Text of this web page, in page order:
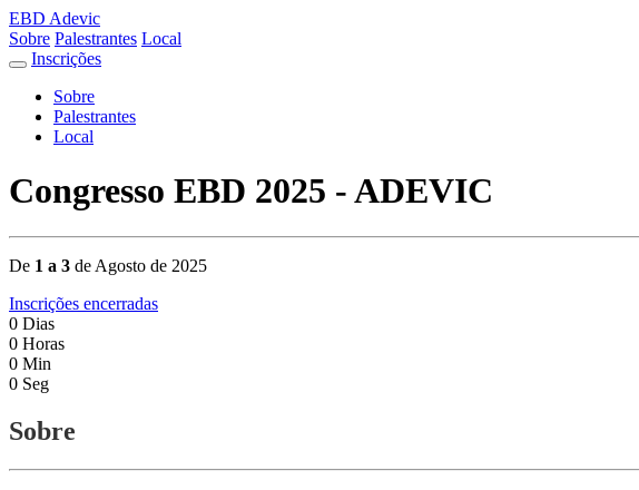
EBD Adevic
Sobre Palestrantes Local
Inscrições
Sobre
Palestrantes
Local
Congresso EBD 2025 - ADEVIC
De 1 a 3 de Agosto de 2025
Inscrições encerradas
0 Dias
0 Horas
0 Min
0 Seg
Sobre